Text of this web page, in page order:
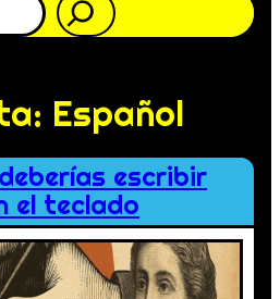
Español
escribir
el teclado